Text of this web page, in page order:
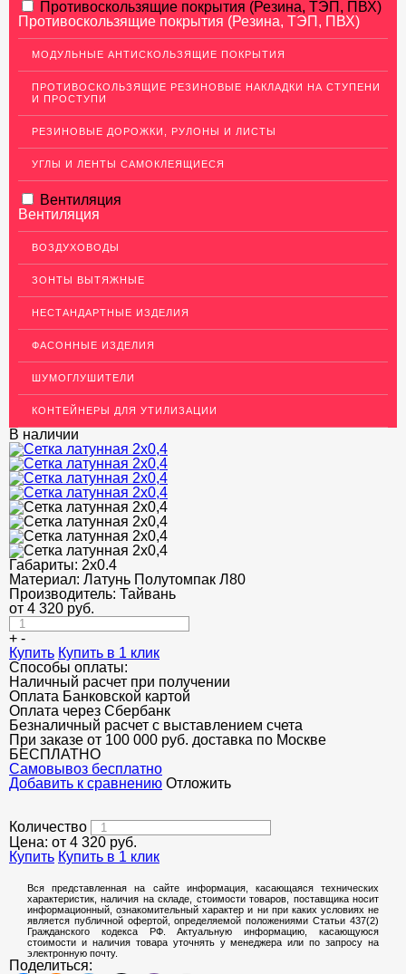
АЛЮМИНИЕВЫЙ ПРОКАТ
НЕРЖАВЕЮЩАЯ СТАЛЬ
МЕДНЫЙ ПРОКАТ
ЛАТУННЫЙ ПРОКАТ
Латунные листы
Уголок латунный
Латунная полоса
Латунный прокат Л63
Сетка латунная
Ковродержатели Латунь
ЭЛЕКТРОДЫ
ДЕКОРАТИВНЫЙ УГОЛОК
МЕТАЛЛИЧЕСКИЕ ПОРОГИ НАПОЛЬНЫЕ (ДЛЯ ПОЛА),
РАСКЛАДКА, ПЛИНТУС
ПОТОЛКИ
АКЦИИ
НЕДОРОГОЙ МЕТАЛЛОПРОКАТ
Противоскользящие покрытия (Резина, ТЭП, ПВХ)
Противоскользящие покрытия (Резина, ТЭП, ПВХ)
МОДУЛЬНЫЕ АНТИСКОЛЬЗЯЩИЕ ПОКРЫТИЯ
ПРОТИВОСКОЛЬЗЯЩИЕ РЕЗИНОВЫЕ НАКЛАДКИ НА СТУПЕНИ
И ПРОСТУПИ
РЕЗИНОВЫЕ ДОРОЖКИ, РУЛОНЫ И ЛИСТЫ
УГЛЫ И ЛЕНТЫ САМОКЛЕЯЩИЕСЯ
Вентиляция
Вентиляция
ВОЗДУХОВОДЫ
ЗОНТЫ ВЫТЯЖНЫЕ
НЕСТАНДАРТНЫЕ ИЗДЕЛИЯ
ФАСОННЫЕ ИЗДЕЛИЯ
ШУМОГЛУШИТЕЛИ
КОНТЕЙНЕРЫ ДЛЯ УТИЛИЗАЦИИ
В наличии
Габариты: 2x0.4
Материал: Латунь Полутомпак Л80
Производитель: Тайвань
от 4 320 руб.
+ -
Купить Купить в 1 клик
Способы оплаты:
Наличный расчет при получении
Оплата Банковской картой
Оплата через Сбербанк
Безналичный расчет с выставлением счета
При заказе от 100 000 руб. доставка по Москве
БЕСПЛАТНО
Cамовывоз бесплатно
Добавить к сравнению Отложить
Количество
Цена: от 4 320 руб.
Купить Купить в 1 клик
Вся представленная на сайте информация, касающаяся технических
характеристик, наличия на складе, стоимости товаров, поставщика носит
информационный, ознакомительный характер и ни при каких условиях не
является публичной офертой, определяемой положениями Статьи 437(2)
Гражданского кодекса РФ. Актуальную информацию, касающуюся
стоимости и наличия товара уточнять у менеджера или по запросу на
электронную почту.
Поделиться: